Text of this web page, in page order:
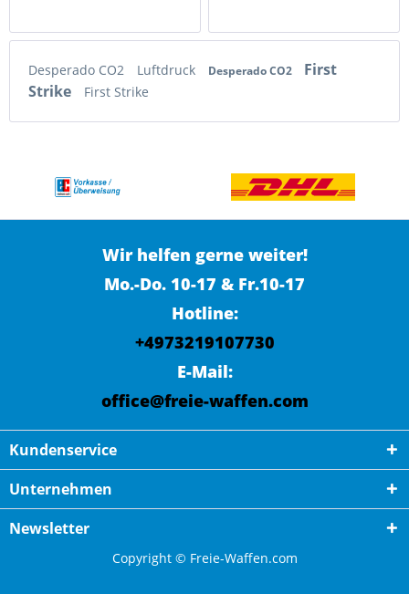
Desperado CO2 Luftdruck Desperado CO2
First
Strike
First Strike
Wir helfen gerne weiter!
Mo.-Do. 10-17 & Fr.10-17
Hotline:
+4973219107730
E-Mail:
office@freie-waffen.com
Kundenservice
Unternehmen
Newsletter
Copyright © Freie-Waffen.com